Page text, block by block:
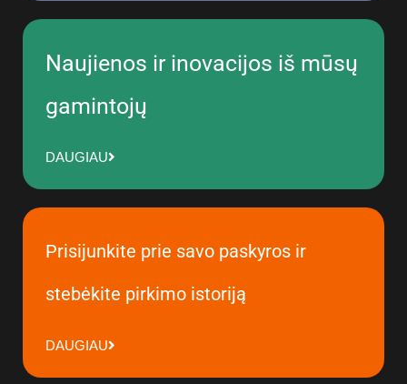
Naujienos ir inovacijos iš mūsų
gamintojų
DAUGIAU
Prisijunkite prie savo paskyros ir
stebėkite pirkimo istoriją
DAUGIAU